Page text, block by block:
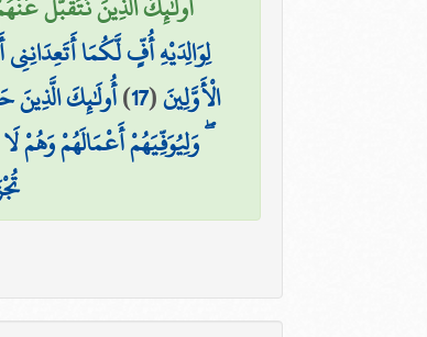
لِوَالِدَيْهِ أُفٍّ لَّكُمَا
الْأَوَّلِينَ(
17
)أُولَٰئِكَ
وَلِيُوَفِّيَهُمْ أَعْمَالَهُمْ وَهُمْ